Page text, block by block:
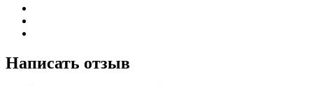
Написать отзыв